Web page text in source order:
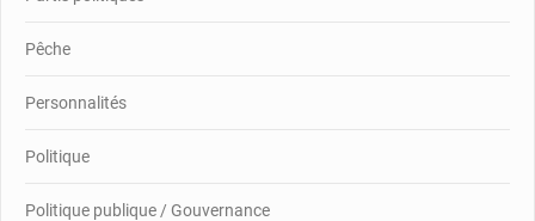
Pêche
Personnalités
Politique
Politique publique / Gouvernance